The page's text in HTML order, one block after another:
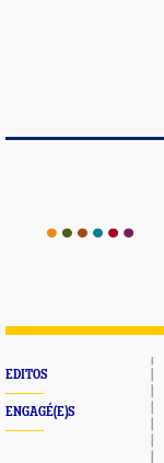
EDITOS
ENGAGÉ(E)S